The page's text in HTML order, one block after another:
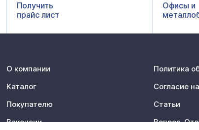
Получить
прайс лист
Офисы и
О компании
Каталог
Покупателю
Вакансии
Политика
Согласие
Статьи
Вопрос-